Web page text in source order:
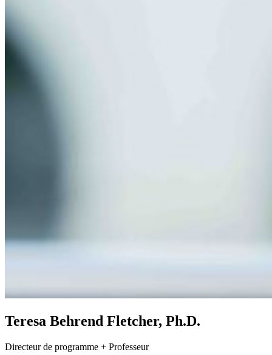
Teresa Behrend Fletcher, Ph.D.
Directeur de programme + Professeur